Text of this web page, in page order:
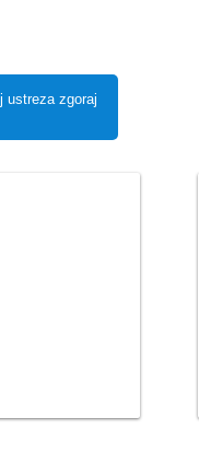
ustreza zgoraj